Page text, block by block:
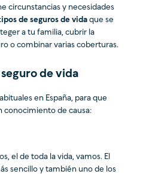
circunstancias y necesidades
de seguros de vida que se
a tu familia, cubrir la
o combinar varias coberturas.
de vida
en España, para que
conocimiento de causa:
el de toda la vida, vamos. El
sencillo y también uno de los